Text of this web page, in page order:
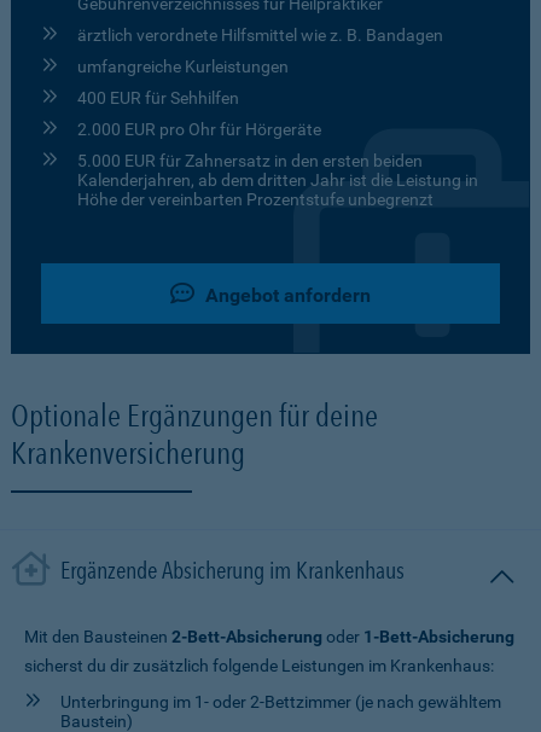
ärztlich verordnete Hilfsmittel wie z. B. Bandagen
umfangreiche Kurleistungen
400 EUR für Sehhilfen
2.000 EUR pro Ohr für Hörgeräte
5.000 EUR für Zahnersatz in den ersten beiden
Kalenderjahren, ab dem dritten Jahr ist die Leistung in
Höhe der vereinbarten Prozentstufe unbegrenzt
Angebot anfordern
Optionale Ergänzungen für deine
Krankenversicherung
Ergänzende Absicherung im Krankenhaus
Mit den Bausteinen 2-Bett-Absicherung oder 1-Bett-Absicherung
sicherst du dir zusätzlich folgende Leistungen im Krankenhaus:
Unterbringung im 1- oder 2-Bettzimmer (je nach gewähltem
Baustein)